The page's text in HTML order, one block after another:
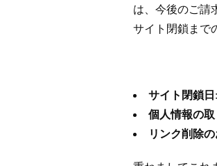
は、今後のご請
サイト閉鎖まで
サイト閉鎖日
個人情報の
リンク削除